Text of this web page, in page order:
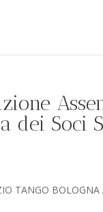
dei Soci
TANGO BOLOGNA